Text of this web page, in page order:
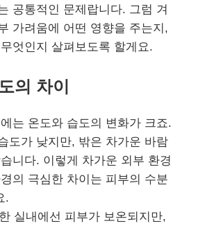
공통적인 문제랍니다. 그럼 겨
가려움에 어떤 영향을 주는지,
엇인지 살펴보도록 할게요.
의 차이
는 온도와 습도의 변화가 크죠.
도가 낮지만, 밖은 차가운 바람
니다. 이렇게 차가운 외부 환경
의 극심한 차이는 피부의 수분
.
실내에선 피부가 보온되지만,